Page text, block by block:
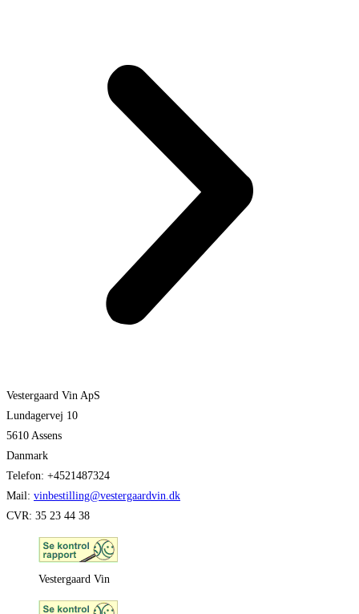
Vestergaard Vin ApS
Lundagervej 10
5610 Assens
Danmark
Telefon: +4521487324
Mail: vinbestilling@vestergaardvin.dk
CVR: 35 23 44 38
Vestergaard Vin